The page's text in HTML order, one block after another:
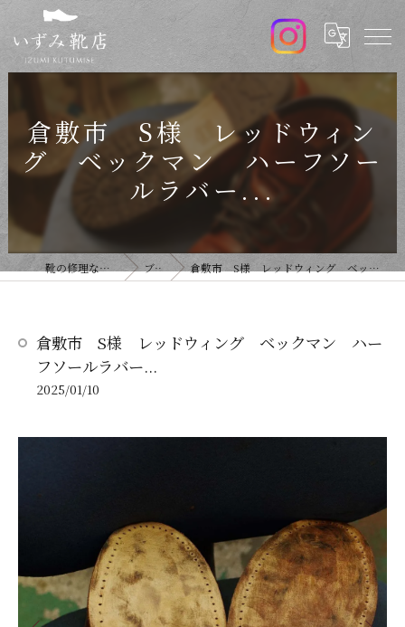
倉敷市 S様 レッドウィン
グ ベックマン ハーフソー
ルラバー...
靴の修理ならいずみ靴店 ブログ 倉敷市 S様 レッドウィング ベックマン ハーフソールラバー...
倉敷市 S様 レッドウィング ベックマン ハー
フソールラバー...
2025/01/10